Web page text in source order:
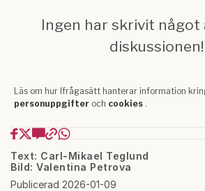
Text: Carl-Mikael Teglund
Bild: Valentina Petrova
Publicerad 2026-01-09